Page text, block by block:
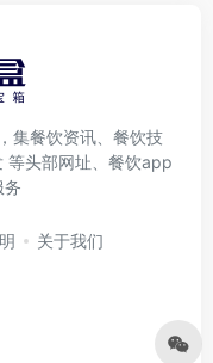
集餐饮资讯、餐饮技
等头部网址、餐饮app
务
关于我们